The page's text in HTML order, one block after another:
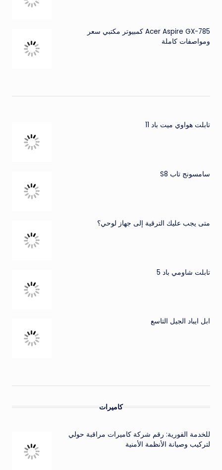
Acer Aspire GX-785 كمبيوتر مكتبي سعر
ومواصفات كاملة
تابلت هواوي ميت باد 11
سامسونج تاب S8
متى يجب عليك الترقية إلى جهاز لوحي؟
تابلت شاومي باد 5
ابل ايباد الجيل التاسع
كاميرات
للخدمة الفورية: رقم شركة كاميرات مراقبة حولي
لتركيب وصيانة الأنظمة الأمنية